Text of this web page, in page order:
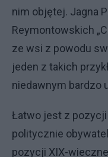
nim objętej. Jagna
Reymontowskich
ze wsi z powodu
jeden z takich
niedawnym bardzo
Łatwo jest z
politycznie
pozycji XIX-